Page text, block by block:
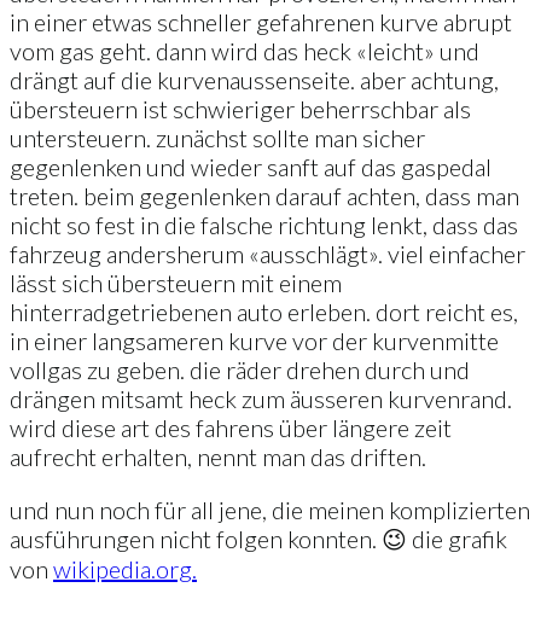
in einer etwas schneller gefahrenen kurve abrupt
vom gas geht. dann wird das heck «leicht» und
drängt auf die kurvenaussenseite. aber achtung,
übersteuern ist schwieriger beherrschbar als
untersteuern. zunächst sollte man sicher
gegenlenken und wieder sanft auf das gaspedal
treten. beim gegenlenken darauf achten, dass man
nicht so fest in die falsche richtung lenkt, dass das
fahrzeug andersherum «ausschlägt». viel einfacher
lässt sich übersteuern mit einem
hinterradgetriebenen auto erleben. dort reicht es,
in einer langsameren kurve vor der kurvenmitte
vollgas zu geben. die räder drehen durch und
drängen mitsamt heck zum äusseren kurvenrand.
wird diese art des fahrens über längere zeit
aufrecht erhalten, nennt man das driften.
und nun noch für all jene, die meinen komplizierten
ausführungen nicht folgen konnten. 😉 die grafik
von wikipedia.org.